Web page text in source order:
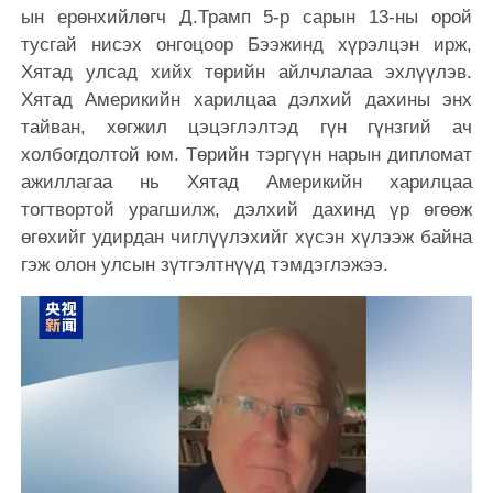
ын ерөнхийлөгч Д.Трамп 5-р сарын 13-ны орой
тусгай нисэх онгоцоор Бээжинд хүрэлцэн ирж,
Хятад улсад хийх төрийн айлчлалаа эхлүүлэв.
Хятад Америкийн харилцаа дэлхий дахины энх
тайван, хөгжил цэцэглэлтэд гүн гүнзгий ач
холбогдолтой юм. Төрийн тэргүүн нарын дипломат
ажиллагаа нь Хятад Америкийн харилцаа
тогтвортой урагшилж, дэлхий дахинд үр өгөөж
өгөхийг удирдан чиглүүлэхийг хүсэн хүлээж байна
гэж олон улсын зүтгэлтнүүд тэмдэглэжээ.